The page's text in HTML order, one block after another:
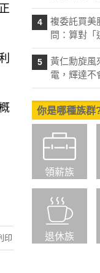
印
4
複委託買美
問：算對「
5
黃仁勳旋風
電，輝達不
你是哪種族群
領薪族
退休族